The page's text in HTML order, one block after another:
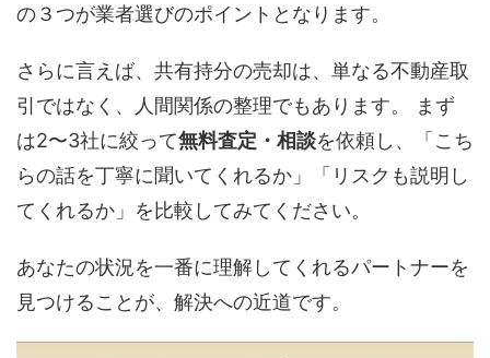
の３つが業者選びのポイントとなります。
さらに言えば、共有持分の売却は、単なる不動産取
引ではなく、人間関係の整理でもあります。 まず
は2〜3社に絞って無料査定・相談を依頼し、「こち
らの話を丁寧に聞いてくれるか」「リスクも説明し
てくれるか」を比較してみてください。
あなたの状況を一番に理解してくれるパートナーを
見つけることが、解決への近道です。